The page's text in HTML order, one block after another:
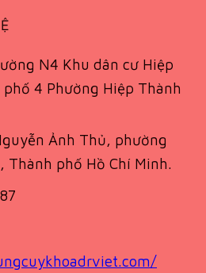
N4 Khu dân cư Hiệp
4 Phường Hiệp Thành
Ảnh Thủ, phường
Thành phố Hồ Chí Minh.